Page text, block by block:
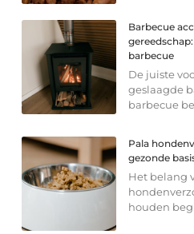
Barbecue
barbecue
De juiste
geslaagde
barbecue
Pala
gezonde
Het belang
houden